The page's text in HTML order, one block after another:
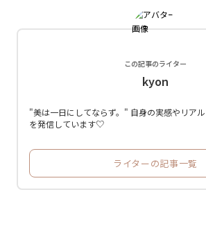
この記事のライター
kyon
"美は一日にしてならず。" 自身の実感やリア
を発信しています♡
ライターの記事一覧